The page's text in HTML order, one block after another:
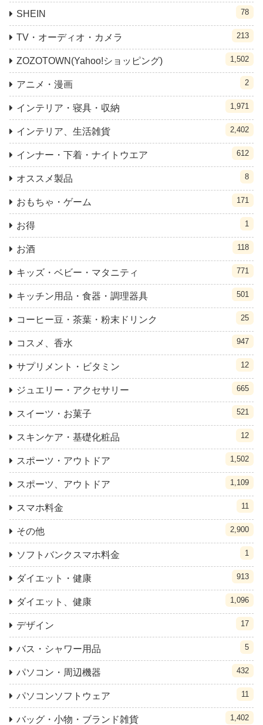
SHEIN 78
TV・オーディオ・カメラ 213
ZOZOTOWN(Yahoo!ショッピング) 1,502
アニメ・漫画 2
インテリア・寝具・収納 1,971
インテリア、生活雑貨 2,402
インナー・下着・ナイトウエア 612
オススメ製品 8
おもちゃ・ゲーム 171
お得 1
お酒 118
キッズ・ベビー・マタニティ 771
キッチン用品・食器・調理器具 501
コーヒー豆・茶葉・粉末ドリンク 25
コスメ、香水 947
サプリメント・ビタミン 12
ジュエリー・アクセサリー 665
スイーツ・お菓子 521
スキンケア・基礎化粧品 12
スポーツ・アウトドア 1,502
スポーツ、アウトドア 1,109
スマホ料金 11
その他 2,900
ソフトバンクスマホ料金 1
ダイエット・健康 913
ダイエット、健康 1,096
デザイン 17
バス・シャワー用品 5
パソコン・周辺機器 432
パソコンソフトウェア 11
バッグ・小物・ブランド雑貨 1,402